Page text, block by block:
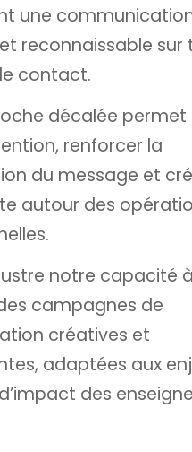
une
reconnaissable sur
contact.
décalée permet
renforcer la
du message et
autour des
notre capacité à
campagnes de
créatives et
adaptées aux
des